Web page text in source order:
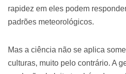
rapidez em eles podem
padrões meteorológicos.
Mas a ciência não se aplica
culturas, muito pelo contrário. A